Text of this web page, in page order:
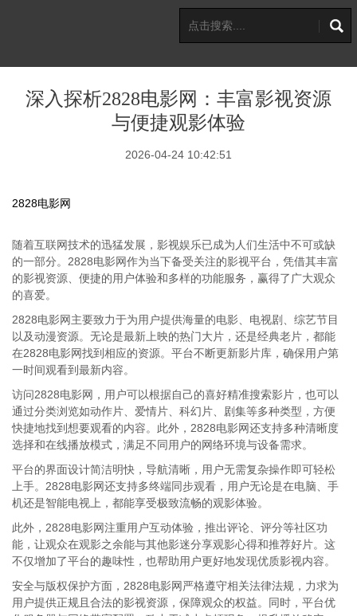
深入探析2828电影网：丰富影视资源
与便捷观影体验
2026-04-24 10:42:51
2828电影网
随着互联网技术的迅猛发展，影视娱乐已成为人们生活中不可或缺
的一部分。2828电影网作为当下备受关注的影视平台，凭借其丰富
的影视资源、便捷的用户体验和多样的功能服务，赢得了广大观众
的喜爱。
2828电影网主要致力于为用户提供海量的电影、电视剧、综艺节目
以及动漫资源。无论是最新上映的热门大片，还是经典老片，都能
在2828电影网找到相应的资源。平台不断更新影片库，确保用户第
一时间观看到最新内容。
访问2828电影网，用户可以根据自己的喜好精准搜索影片，也可以
通过分类浏览如动作片、爱情片、科幻片、剧集等多种类型，方便
快捷地找到想要观看的内容。此外，2828电影网还支持多种清晰度
选择和在线播放模式，满足不同用户的网络环境与设备需求。
平台的界面设计简洁明快，导航清晰，用户无需复杂操作即可轻松
上手。2828电影网还支持多终端同步观看，用户无论是在电脑、手
机还是智能电视上，都能享受极致流畅的观影体验。
此外，2828电影网注重用户互动体验，推出评论、评分等社区功
能，让观众在观影之余能与其他影迷分享观影心得和推荐好片。这
不仅增加了平台的趣味性，也帮助用户更好地发现优质影视内容。
安全与版权保护方面，2828电影网严格遵守相关法律法规，力求为
用户提供正规且合法的影视资源，保障观众的权益。同时，平台优